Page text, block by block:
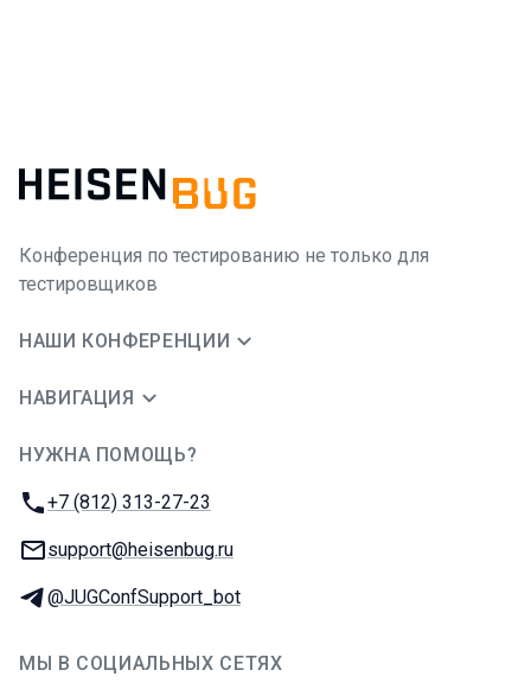
Конференция по тестированию не только для
тестировщиков
НАШИ КОНФЕРЕНЦИИ
НАВИГАЦИЯ
НУЖНА ПОМОЩЬ?
Телефон:
+7 (812) 313-27-23
E-mail:
support@heisenbug.ru
Телеграм:
@JUGConfSupport_bot
МЫ В СОЦИАЛЬНЫХ СЕТЯХ